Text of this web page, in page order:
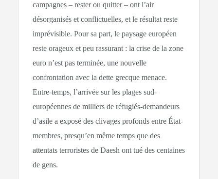
campagnes – rester ou quitter – ont l’air
désorganisés et conflictuelles, et le résultat reste
imprévisible. Pour sa part, le paysage européen
reste orageux et peu rassurant : la crise de la zone
euro n’est pas terminée, une nouvelle
confrontation avec la dette grecque menace.
Entre-temps, l’arrivée sur les plages sud-
européennes de milliers de réfugiés-demandeurs
d’asile a exposé des clivages profonds entre État-
membres, presqu’en même temps que des
attentats terroristes de Daesh ont tué des centaines
de gens.